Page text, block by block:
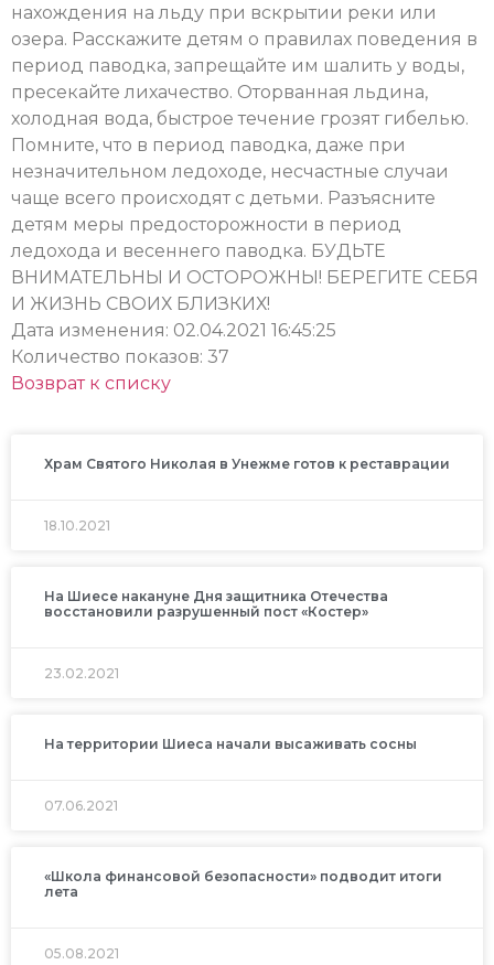
нахождения на льду при вскрытии реки или
озера. Расскажите детям о правилах поведения в
период паводка, запрещайте им шалить у воды,
пресекайте лихачество. Оторванная льдина,
холодная вода, быстрое течение грозят гибелью.
Помните, что в период паводка, даже при
незначительном ледоходе, несчастные случаи
чаще всего происходят с детьми. Разъясните
детям меры предосторожности в период
ледохода и весеннего паводка. БУДЬТЕ
ВНИМАТЕЛЬНЫ И ОСТОРОЖНЫ! БЕРЕГИТЕ СЕБЯ
И ЖИЗНЬ СВОИХ БЛИЗКИХ!
Дата изменения: 02.04.2021 16:45:25
Количество показов: 37
Возврат к списку
Храм Святого Николая в Унежме готов к реставрации
18.10.2021
На Шиесе накануне Дня защитника Отечества
восстановили разрушенный пост «Костер»
23.02.2021
На территории Шиеса начали высаживать сосны
07.06.2021
«Школа финансовой безопасности» подводит итоги
лета
05.08.2021